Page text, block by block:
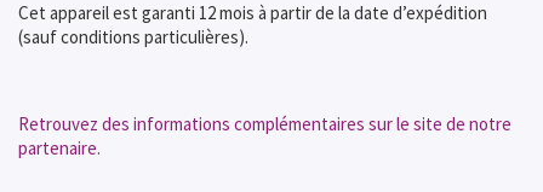
Cet appareil est garanti 12 mois à partir de la date d’expédition
(sauf conditions particulières).
Retrouvez des informations complémentaires sur le site de notre
partenaire.